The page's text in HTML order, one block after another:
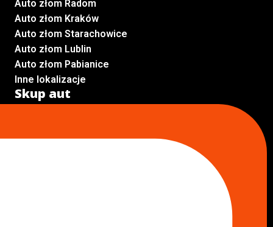
Auto złom Radom
Auto złom Kraków
Auto złom Starachowice
Auto złom Lublin
Auto złom Pabianice
Inne lokalizacje
Skup aut
Skup aut Piaseczno